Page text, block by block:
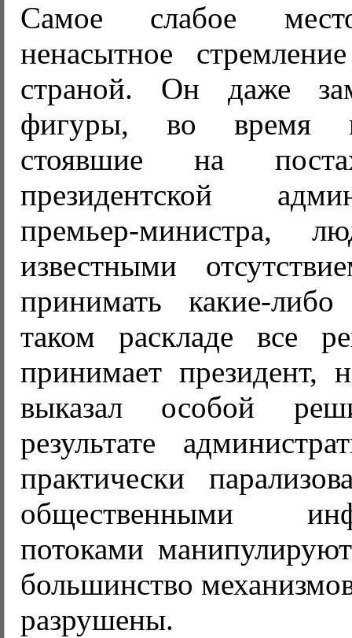
Самое слабое
ненасытное
страной. Он даже
фигуры, во время
стоявшие на
президентской
премьер-министра,
известными
принимать какие-
таком раскладе все
принимает
выказал особой
результате
практически
общественными
потоками
большинство
разрушены.